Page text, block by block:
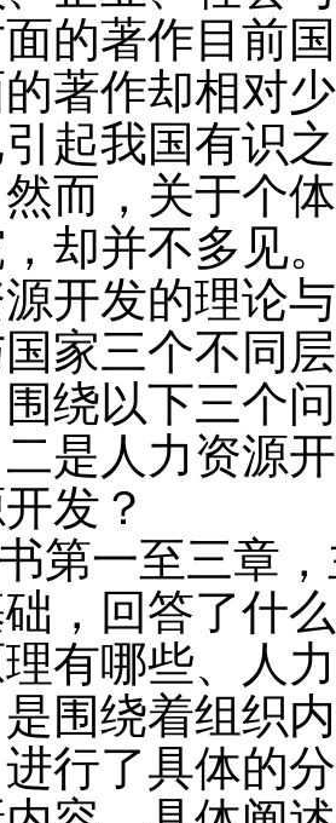
的著作目前
著作却相对
起我国有识
而，关于个
却并不多见
开发的理论
家三个不同
绕以下三个
是人力资源
发？
第一至三章
，回答了什
有哪些、人
围绕着组织
行了具体的